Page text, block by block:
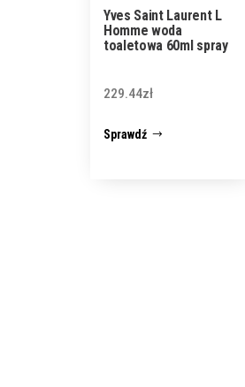
Yves Saint Laurent L
Homme woda
toaletowa 60ml spray
229.44zł
Sprawdź